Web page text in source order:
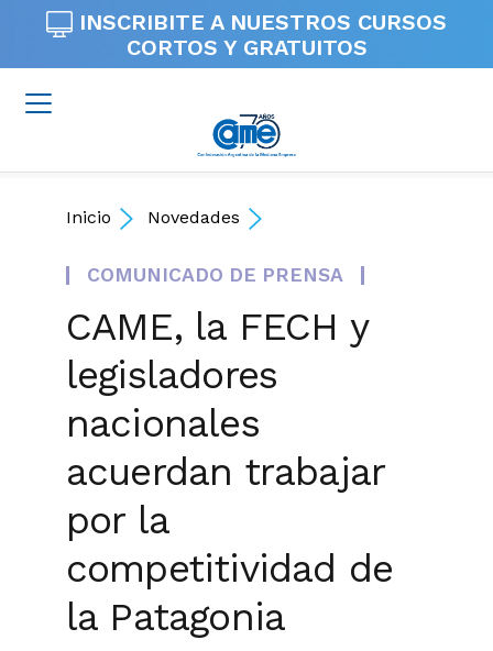
INSCRIBITE A NUESTROS CURSOS
CORTOS Y GRATUITOS
Inicio Novedades
COMUNICADO DE PRENSA
CAME, la FECH y
legisladores
nacionales
acuerdan trabajar
por la
competitividad de
la Patagonia